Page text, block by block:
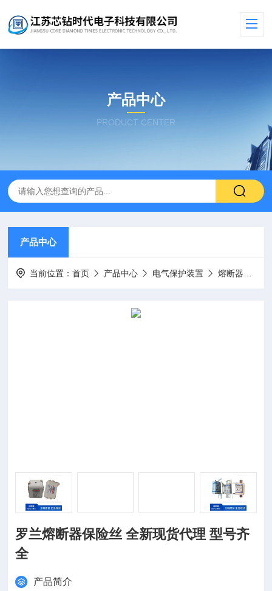
产品中心
PRODUCT CENTER
产品中心
当前位置：首页 产品中心 电气保护装置 熔断器
罗兰熔断器保险丝 全新现货代理 型号齐
全
产品简介